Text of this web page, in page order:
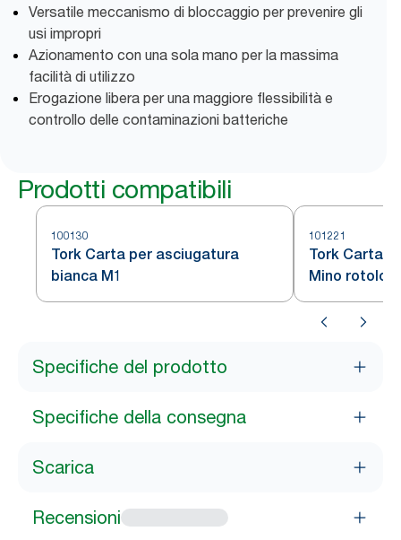
Versatile meccanismo di bloccaggio per prevenire gli
usi impropri
Azionamento con una sola mano per la massima
facilità di utilizzo
Erogazione libera per una maggiore flessibilità e
controllo delle contaminazioni batteriche
Prodotti compatibili
100130
Tork Carta per asciugatura
bianca M1
101221
Tork Carta
Mino rotolo
Specifiche del prodotto
Specifiche della consegna
Scarica
Recensioni